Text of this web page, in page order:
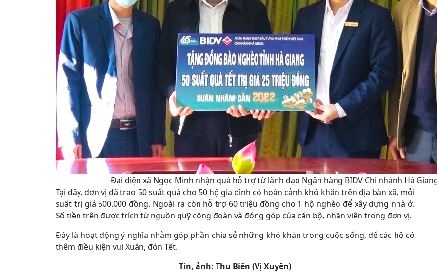
Đại diện xã Ngọc Minh nhận quà hỗ trợ từ lãnh đạo Ngân hàng BIDV Chi nhánh Hà
Tại đây, đơn vị đã trao 50 suất quà cho 50 hộ gia đình có hoàn cảnh khó khăn trên địa bàn xã, mỗi
suất trị giá 500.000 đồng. Ngoài ra còn hỗ trợ 60 triệu đồng cho 1 hộ nghèo để xây dựng nhà ở.
Số tiền trên được trích từ nguồn quỹ công đoàn và đóng góp của cán bộ, nhân viên trong đơn vị.
Đây là hoạt động ý nghĩa nhằm góp phần chia sẻ những khó khăn trong cuộc sống, để các hộ có
thêm điều kiện vui Xuân, đón Tết.
Tin, ảnh: Thu Biên (Vị Xuyên)